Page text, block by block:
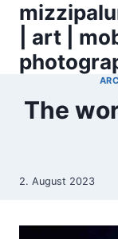
Zum
Inhalt
springen| art |
The
2. August 2023